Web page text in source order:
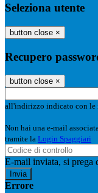
Seleziona utente
button close ×
Recupero
button close ×
all'indirizzo indicato con le
Non hai una e-mail
tramite la Login Spaggiari
E-mail inviata, si prega
Errore